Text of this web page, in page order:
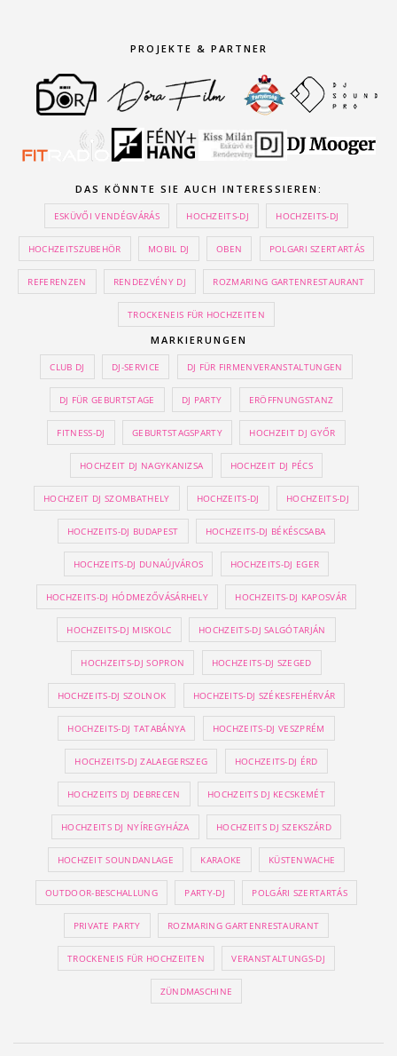
PROJEKTE & PARTNER
DAS KÖNNTE SIE AUCH INTERESSIEREN:
ESKÜVŐI VENDÉGVÁRÁS HOCHZEITS-DJ HOCHZEITS-DJ
HOCHZEITSZUBEHÖR MOBIL DJ OBEN POLGARI SZERTARTÁS
REFERENZEN RENDEZVÉNY DJ ROZMARING GARTENRESTAURANT
TROCKENEIS FÜR HOCHZEITEN
MARKIERUNGEN
CLUB DJ DJ-SERVICE DJ FÜR FIRMENVERANSTALTUNGEN
DJ FÜR GEBURTSTAGE DJ PARTY ERÖFFNUNGSTANZ
FITNESS-DJ GEBURTSTAGSPARTY HOCHZEIT DJ GYŐR
HOCHZEIT DJ NAGYKANIZSA HOCHZEIT DJ PÉCS
HOCHZEIT DJ SZOMBATHELY HOCHZEITS-DJ HOCHZEITS-DJ
HOCHZEITS-DJ BUDAPEST HOCHZEITS-DJ BÉKÉSCSABA
HOCHZEITS-DJ DUNAÚJVÁROS HOCHZEITS-DJ EGER
HOCHZEITS-DJ HÓDMEZŐVÁSÁRHELY HOCHZEITS-DJ KAPOSVÁR
HOCHZEITS-DJ MISKOLC HOCHZEITS-DJ SALGÓTARJÁN
HOCHZEITS-DJ SOPRON HOCHZEITS-DJ SZEGED
HOCHZEITS-DJ SZOLNOK HOCHZEITS-DJ SZÉKESFEHÉRVÁR
HOCHZEITS-DJ TATABÁNYA HOCHZEITS-DJ VESZPRÉM
HOCHZEITS-DJ ZALAEGERSZEG HOCHZEITS-DJ ÉRD
HOCHZEITS DJ DEBRECEN HOCHZEITS DJ KECSKEMÉT
HOCHZEITS DJ NYÍREGYHÁZA HOCHZEITS DJ SZEKSZÁRD
HOCHZEIT SOUNDANLAGE KARAOKE KÜSTENWACHE
OUTDOOR-BESCHALLUNG PARTY-DJ POLGÁRI SZERTARTÁS
PRIVATE PARTY ROZMARING GARTENRESTAURANT
TROCKENEIS FÜR HOCHZEITEN VERANSTALTUNGS-DJ
ZÜNDMASCHINE